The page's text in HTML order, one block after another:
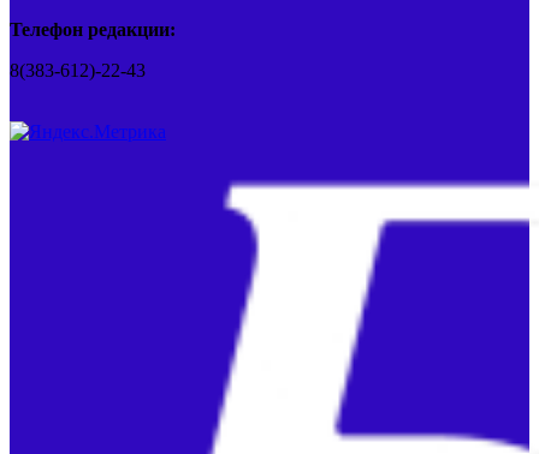
Телефон редакции:
8(383-612)-22-43